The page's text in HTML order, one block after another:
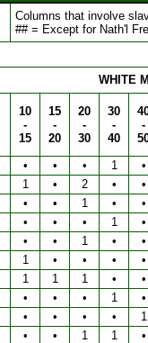
Columns that involve
## = Except for Nath'l
WHITE
10
-
15
15
-
20
20
-
30
30
-
40
-
• • • 1
•
1 • 2 •
•
• • 1 •
•
• • • 1
•
• • 1 •
•
1 • • •
•
1 1 1 •
•
• • • 1
•
• • • •
1
• • 1 1
•